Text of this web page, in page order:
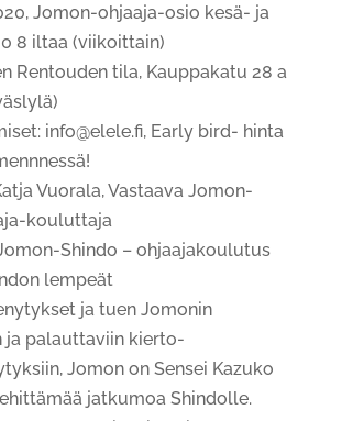
Jomon-ohjaaja-osio kesä- ja
8 iltaa (viikoittain)
Rentouden tila, Kauppakatu 28 a
info@elele.fi, Early bird- hinta
Vuorala, Vastaava Jomon-
kouluttaja
Shindo – ohjaajakoulutus
lempeät
ja tuen Jomonin
ja palauttaviin kierto-
Jomon on Sensei Kazuko
jatkumoa Shindolle.